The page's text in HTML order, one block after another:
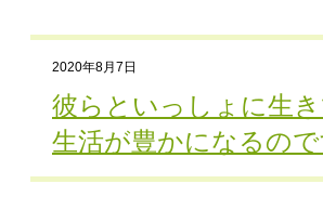
お休み中
2020年8月7日
彼らといっしょに生き
生活が豊かになるので